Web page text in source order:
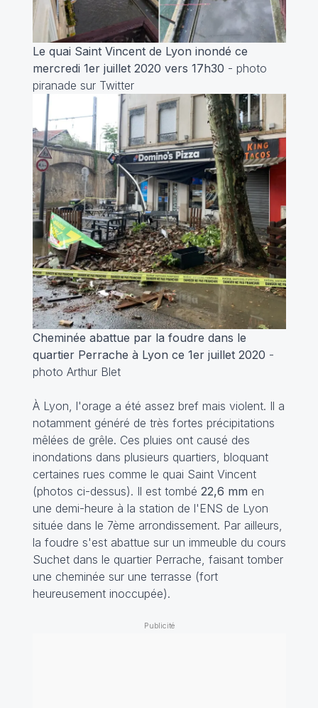
Le quai Saint Vincent de Lyon inondé ce
mercredi 1er juillet 2020 vers 17h30 - photo
piranade sur Twitter
Cheminée abattue par la foudre dans le
quartier Perrache à Lyon ce 1er juillet 2020 -
photo Arthur Blet
À Lyon, l'orage a été assez bref mais violent. Il a
notamment généré de très fortes précipitations
mêlées de grêle. Ces pluies ont causé des
inondations dans plusieurs quartiers, bloquant
certaines rues comme le quai Saint Vincent
(photos ci-dessus). Il est tombé 22,6 mm en
une demi-heure à la station de l'ENS de Lyon
située dans le 7ème arrondissement. Par ailleurs,
la foudre s'est abattue sur un immeuble du cours
Suchet dans le quartier Perrache, faisant tomber
une cheminée sur une terrasse (fort
heureusement inoccupée).